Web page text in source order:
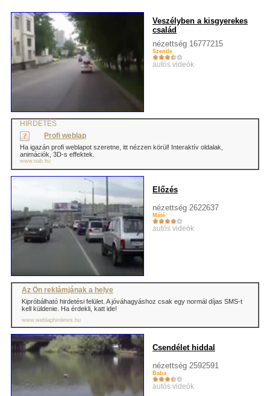
Veszélyben a kisgyerekes
család
nézettség 16777215
Szende
autós videók
HIRDETÉS
Profi weblap
Ha igazán profi weblapot szeretne, itt nézzen körül! Interaktív oldalak,
animációk, 3D-s effektek.
www.oab.hu
Előzés
nézettség 2622637
Máté
autós videók
Az Ön reklámjának a helye
Kipróbálható hirdetési felület. A jóváhagyáshoz csak egy normál díjas SMS-t
kell küldenie. Ha érdekli, katt ide!
www.weblaphirdetes.hu
Csendélet hiddal
nézettség 2592591
Baba
autós videók